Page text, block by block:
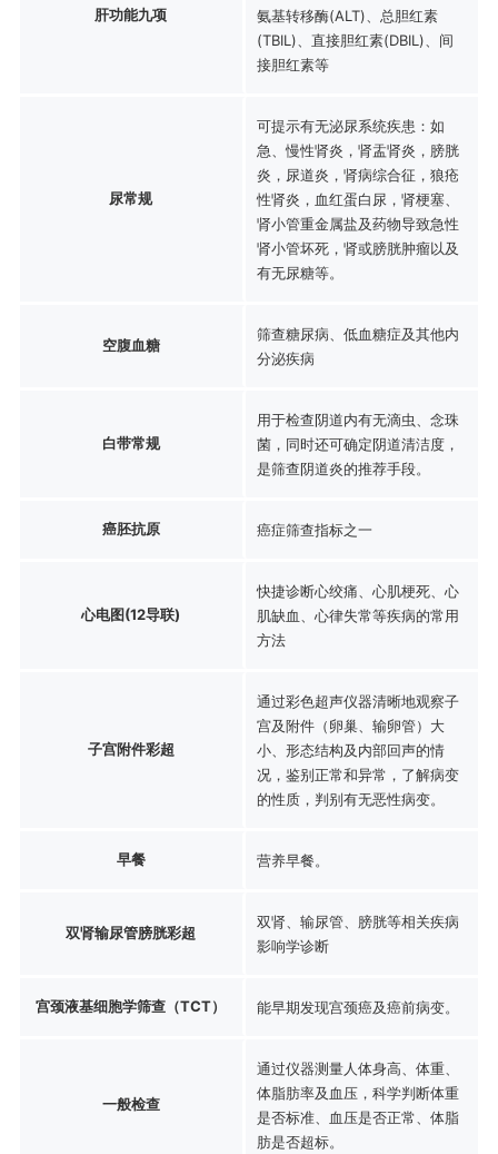
肝功能九项
氨基转移酶(ALT)、总胆红素
(TBIL)、直接胆红素(DBIL)、间
接胆红素等
尿常规
可提示有无泌尿系统疾患：如
急、慢性肾炎，肾盂肾炎，膀胱
炎，尿道炎，肾病综合征，狼疮
性肾炎，血红蛋白尿，肾梗塞、
肾小管重金属盐及药物导致急性
肾小管坏死，肾或膀胱肿瘤以及
有无尿糖等。
空腹血糖
筛查糖尿病、低血糖症及其他内
分泌疾病
白带常规
用于检查阴道内有无滴虫、念珠
菌，同时还可确定阴道清洁度，
是筛查阴道炎的推荐手段。
癌胚抗原 癌症筛查指标之一
心电图(12导联)
快捷诊断心绞痛、心肌梗死、心
肌缺血、心律失常等疾病的常用
方法
子宫附件彩超
通过彩色超声仪器清晰地观察子
宫及附件（卵巢、输卵管）大
小、形态结构及内部回声的情
况，鉴别正常和异常，了解病变
的性质，判别有无恶性病变。
早餐 营养早餐。
双肾输尿管膀胱彩超
双肾、输尿管、膀胱等相关疾病
影响学诊断
宫颈液基细胞学筛查（TCT） 能早期发现宫颈癌及癌前病变。
一般检查
通过仪器测量人体身高、体重、
体脂肪率及血压，科学判断体重
是否标准、血压是否正常、体脂
肪是否超标。